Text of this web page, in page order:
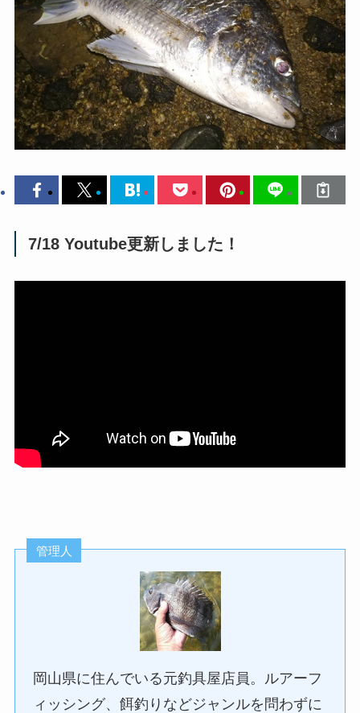
7/18 Youtube更新しました！
管理人
岡山県に住んでいる元釣具屋店員。ルアーフ
ィッシング、餌釣りなどジャンルを問わずに